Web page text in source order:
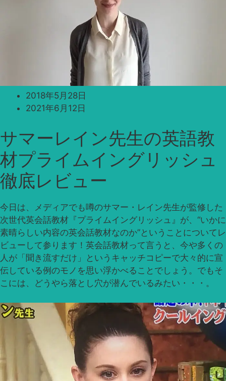
2018年5月28日
2021年6月12日
サマーレイン先生の英語教
材プライムイングリッシュ
徹底レビュー
今日は、メディアでも噂のサマー・レイン先生が監修した
次世代英会話教材『プライムイングリッシュ』が、“いかに
素晴らしい内容の英会話教材なのか”ということについてレ
ビューして参ります！英会話教材って言うと、今や多くの
人が「聞き流すだけ」というキャッチコピーで大々的に宣
伝している例のモノを思い浮かべることでしょう。でもそ
こには、どうやら落とし穴が潜んでいるみたい・・・。